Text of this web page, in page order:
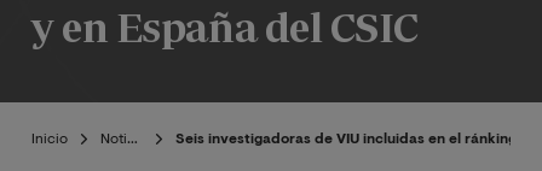
y en España del CSIC
Inicio Noticias Seis investigadoras de VIU incluidas en el ránking